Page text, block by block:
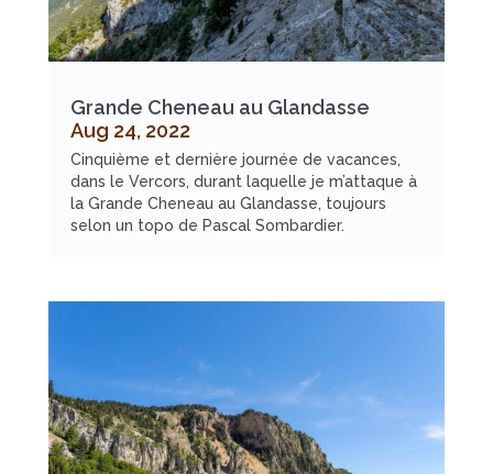
Grande Cheneau au Glandasse
Aug 24, 2022
Cinquième et dernière journée de vacances,
dans le Vercors, durant laquelle je m’attaque à
la Grande Cheneau au Glandasse, toujours
selon un topo de Pascal Sombardier.